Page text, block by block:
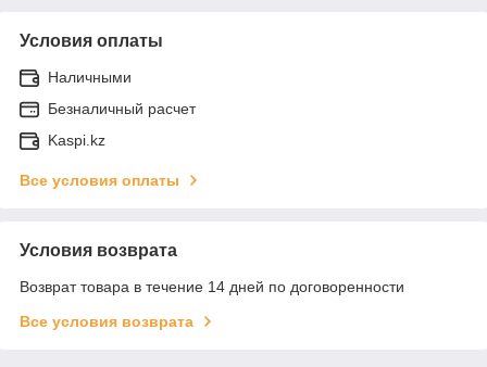
Условия оплаты
Наличными
Безналичный расчет
Kaspi.kz
Все условия оплаты
Условия возврата
Возврат товара в течение 14 дней по договоренности
Все условия возврата